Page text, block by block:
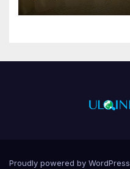
Proudly powered by WordPress